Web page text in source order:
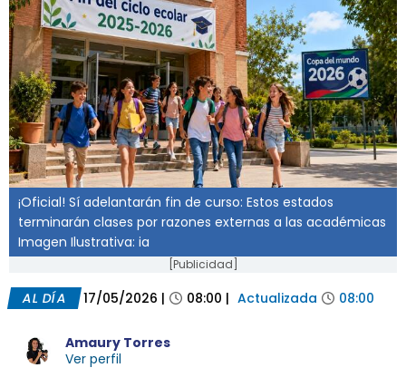
¡Oficial! Sí adelantarán fin de curso: Estos estados
terminarán clases por razones externas a las académicas
Imagen Ilustrativa: ia
[Publicidad]
AL DÍA 17/05/2026 | 08:00 | Actualizada 08:00
Amaury Torres
Ver perfil